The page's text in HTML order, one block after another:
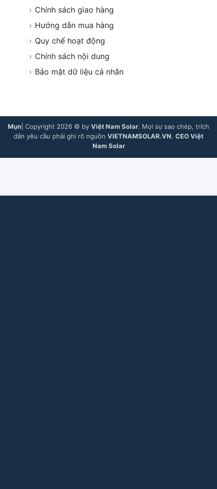
› Chính sách giao hàng
› Hướng dẫn mua hàng
› Quy chế hoạt động
› Chính sách nội dung
› Bảo mật dữ liệu cá nhân
Mụn | Copyright 2026 © by Việt Nam Solar. Mọi sự sao chép, trích
dẫn yêu cầu phải ghi rõ nguồn VIETNAMSOLAR.VN. CEO Việt
Nam Solar